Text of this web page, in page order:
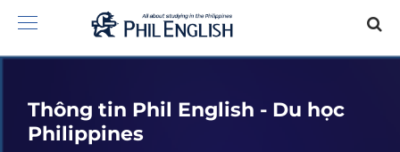
Thông tin Phil English - Du học
Philippines